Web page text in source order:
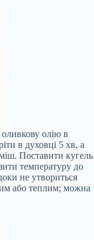
олію в
в духовці 5 хв, а
Поставити кугель
температуру до
не утвориться
або теплим; можна